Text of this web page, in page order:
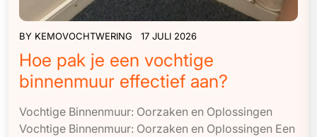
BY KEMOVOCHTWERING 17 JULI 2026
Hoe pak je een vochtige
binnenmuur effectief aan?
Vochtige Binnenmuur: Oorzaken en Oplossingen
Vochtige Binnenmuur: Oorzaken en Oplossingen Een